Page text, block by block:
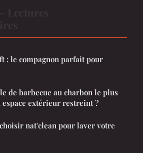
: le compagnon parfait pour
de barbecue au charbon le plus
extérieur restreint ?
nat'clean pour laver votre